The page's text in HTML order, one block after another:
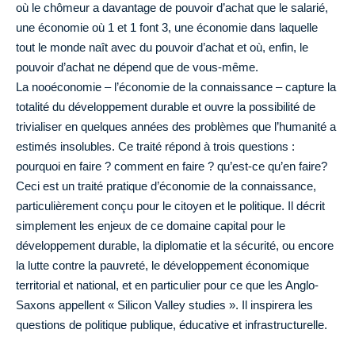
où le chômeur a davantage de pouvoir d’achat que le salarié,
une économie où 1 et 1 font 3, une économie dans laquelle
tout le monde naît avec du pouvoir d’achat et où, enfin, le
pouvoir d’achat ne dépend que de vous-même.
La nooéconomie – l’économie de la connaissance – capture la
totalité du développement durable et ouvre la possibilité de
trivialiser en quelques années des problèmes que l’humanité a
estimés insolubles. Ce traité répond à trois questions :
pourquoi en faire ? comment en faire ? qu’est-ce qu’en faire?
Ceci est un traité pratique d’économie de la connaissance,
particulièrement conçu pour le citoyen et le politique. Il décrit
simplement les enjeux de ce domaine capital pour le
développement durable, la diplomatie et la sécurité, ou encore
la lutte contre la pauvreté, le développement économique
territorial et national, et en particulier pour ce que les Anglo-
Saxons appellent « Silicon Valley studies ». Il inspirera les
questions de politique publique, éducative et infrastructurelle.